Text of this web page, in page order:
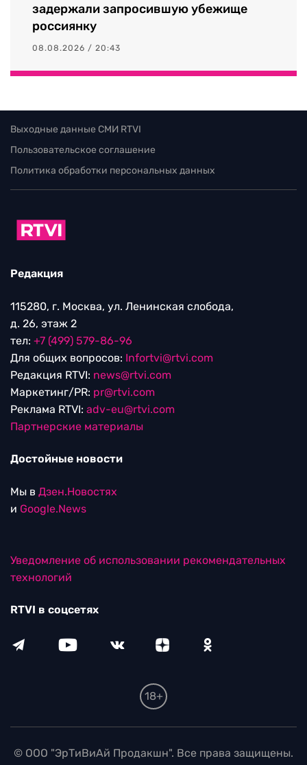
задержали запросившую убежище
россиянку
08.08.2026 / 20:43
Выходные данные СМИ RTVI
Пользовательское соглашение
Политика обработки персональных данных
Редакция
115280, г. Москва, ул. Ленинская слобода,
д. 26, этаж 2
тел: +7 (499) 579-86-96
Для общих вопросов: Infortvi@rtvi.com
Редакция RTVI: news@rtvi.com
Маркетинг/PR: pr@rtvi.com
Реклама RTVI: adv-eu@rtvi.com
Партнерские материалы
Достойные новости
Мы в Дзен.Новостях
и Google.News
Уведомление об использовании рекомендательных
технологий
RTVI в соцсетях
18+
© ООО "ЭрТиВиАй Продакшн". Все права защищены.